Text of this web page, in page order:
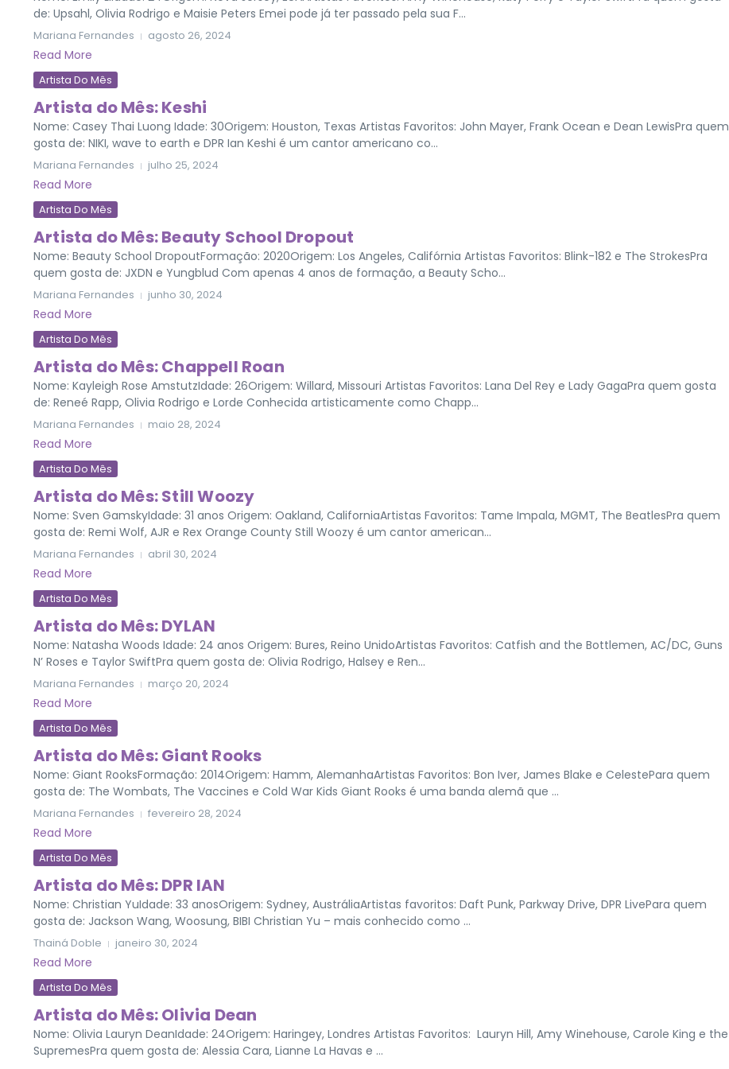
de: Upsahl, Olivia Rodrigo e Maisie Peters Emei pode já ter passado pela sua F...
Mariana Fernandes agosto 26, 2024
Read More
Artista Do Mês
Artista do Mês: Keshi
Nome: Casey Thai Luong Idade: 30Origem: Houston, Texas Artistas Favoritos: John Mayer, Frank Ocean e Dean LewisPra quem
gosta de: NIKI, wave to earth e DPR Ian Keshi é um cantor americano co...
Mariana Fernandes julho 25, 2024
Read More
Artista Do Mês
Artista do Mês: Beauty School Dropout
Nome: Beauty School DropoutFormação: 2020Origem: Los Angeles, Califórnia Artistas Favoritos: Blink-182 e The StrokesPra
quem gosta de: JXDN e Yungblud Com apenas 4 anos de formação, a Beauty Scho...
Mariana Fernandes junho 30, 2024
Read More
Artista Do Mês
Artista do Mês: Chappell Roan
Nome: Kayleigh Rose AmstutzIdade: 26Origem: Willard, Missouri Artistas Favoritos: Lana Del Rey e Lady GagaPra quem gosta
de: Reneé Rapp, Olivia Rodrigo e Lorde Conhecida artisticamente como Chapp...
Mariana Fernandes maio 28, 2024
Read More
Artista Do Mês
Artista do Mês: Still Woozy
Nome: Sven GamskyIdade: 31 anos Origem: Oakland, CaliforniaArtistas Favoritos: Tame Impala, MGMT, The BeatlesPra quem
gosta de: Remi Wolf, AJR e Rex Orange County Still Woozy é um cantor american...
Mariana Fernandes abril 30, 2024
Read More
Artista Do Mês
Artista do Mês: DYLAN
Nome: Natasha Woods Idade: 24 anos Origem: Bures, Reino UnidoArtistas Favoritos: Catfish and the Bottlemen, AC/DC, Guns
N’ Roses e Taylor SwiftPra quem gosta de: Olivia Rodrigo, Halsey e Ren...
Mariana Fernandes março 20, 2024
Read More
Artista Do Mês
Artista do Mês: Giant Rooks
Nome: Giant RooksFormação: 2014Origem: Hamm, AlemanhaArtistas Favoritos: Bon Iver, James Blake e CelestePara quem
gosta de: The Wombats, The Vaccines e Cold War Kids Giant Rooks é uma banda alemã que ...
Mariana Fernandes fevereiro 28, 2024
Read More
Artista Do Mês
Artista do Mês: DPR IAN
Nome: Christian YuIdade: 33 anosOrigem: Sydney, AustráliaArtistas favoritos: Daft Punk, Parkway Drive, DPR LivePara quem
gosta de: Jackson Wang, Woosung, BIBI Christian Yu – mais conhecido como ...
Thainá Doble janeiro 30, 2024
Read More
Artista Do Mês
Artista do Mês: Olivia Dean
Nome: Olivia Lauryn DeanIdade: 24Origem: Haringey, Londres Artistas Favoritos: Lauryn Hill, Amy Winehouse, Carole King e the
SupremesPra quem gosta de: Alessia Cara, Lianne La Havas e ...